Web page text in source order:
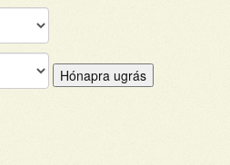
Hónapra ugrás